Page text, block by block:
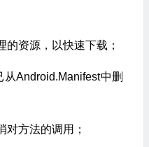
的资源，以快速下载；
Android.Manifest中删
对方法的调用；